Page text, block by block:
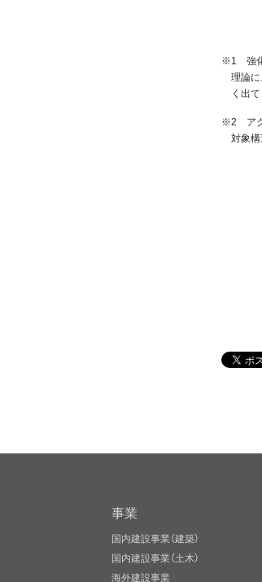
※1 強
理論
く出
※2 アク
対象
事業
国内建設事業（建築）
国内建設事業（土木）
海外建設事業